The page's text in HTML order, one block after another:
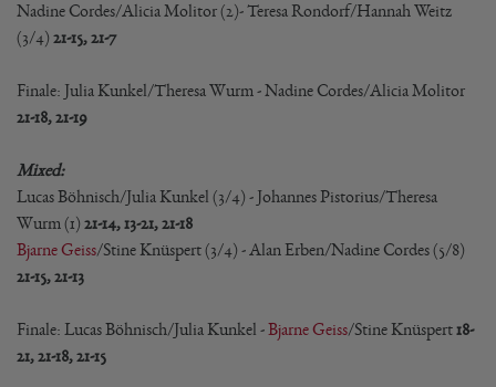
Nadine Cordes/Alicia Molitor (2)- Teresa Rondorf/Hannah Weitz
(3/4) 21-15, 21-7
Finale: Julia Kunkel/Theresa Wurm - Nadine Cordes/Alicia Molitor
21-18, 21-19
Mixed:
Lucas Böhnisch/Julia Kunkel (3/4) - Johannes Pistorius/Theresa
Wurm (1) 21-14, 13-21, 21-18
Bjarne Geiss/Stine Knüspert (3/4) - Alan Erben/Nadine Cordes (5/8)
21-15, 21-13
Finale: Lucas Böhnisch/Julia Kunkel -Bjarne Geiss/Stine Knüspert18-
21, 21-18, 21-15